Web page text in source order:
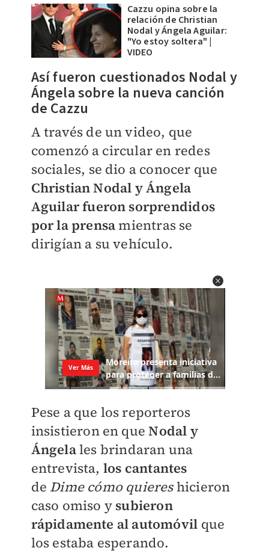
Cazzu opina sobre la
relación de Christian
Nodal y Ángela Aguilar:
"Yo estoy soltera" |
VIDEO
Así fueron cuestionados Nodal y
Ángela sobre la nueva canción
de Cazzu
A través de un video, que
comenzó a circular en redes
sociales, se dio a conocer que
Christian Nodal y Ángela
Aguilar fueron sorprendidos
por la prensamientras se
dirigían a su vehículo.
Pese a que los reporteros
insistieron en queNodal y
Ángelales brindaran una
entrevista, los cantantes
de Dime cómo quiereshicieron
caso omiso y subieron
rápidamente al automóvil que
los estaba esperando.